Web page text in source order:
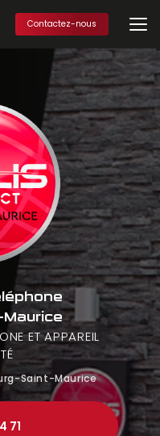
Contactez-nous
ET APPAREIL
Saint-Maurice
71